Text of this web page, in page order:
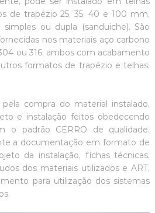
de trapézio 25, 35, 40 e 100 mm,
ou dupla (sanduiche). São
nos materiais aço carbono
ou 316, ambos com acabamento
formatos de trapézio e telhas:
compra do material instalado,
e instalação feitos obedecendo
o padrão CERRO de qualidade.
a documentação em formato de
da instalação, fichas técnicas,
dos materiais utilizados e ART,
para utilização dos sistemas